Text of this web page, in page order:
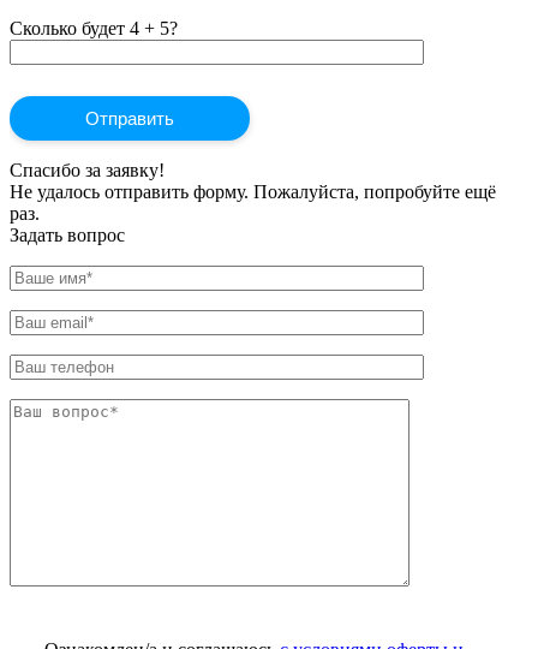
Сколько будет 4 + 5?
Спасибо за заявку!
Не удалось отправить форму. Пожалуйста, попробуйте ещё
раз.
Задать вопрос